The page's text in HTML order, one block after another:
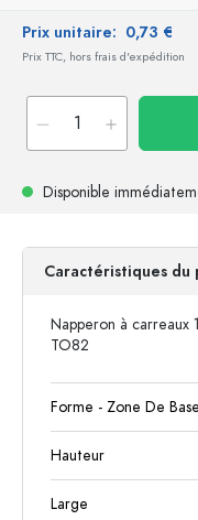
Prix unitaire: 0,73 €
Prix TTC, hors frais d'expédition
Disponible
Caractéristiques du
Napperon à carreaux
TO82
Forme - Zone De Base
Hauteur
Large